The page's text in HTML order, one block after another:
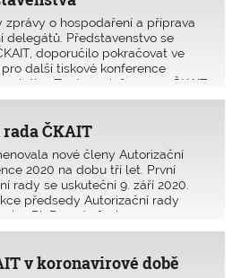
o hospodaření a příprava
delegátů. Představenstvo se
doporučilo pokračovat ve
další tiskové konference
Zprávy a informace ČKAIT
zasílán nejen na stavební úřady,
i novinářům.
ČKAIT
nové členy Autorizační
2020 na dobu tří let. První
rady se uskuteční 9. září 2020.
předsedy Autorizační rady
Ph.D., a do funkce
Šišmu. V šestnáctičlenné
zástupců ČKAIT.
v koronavirové době